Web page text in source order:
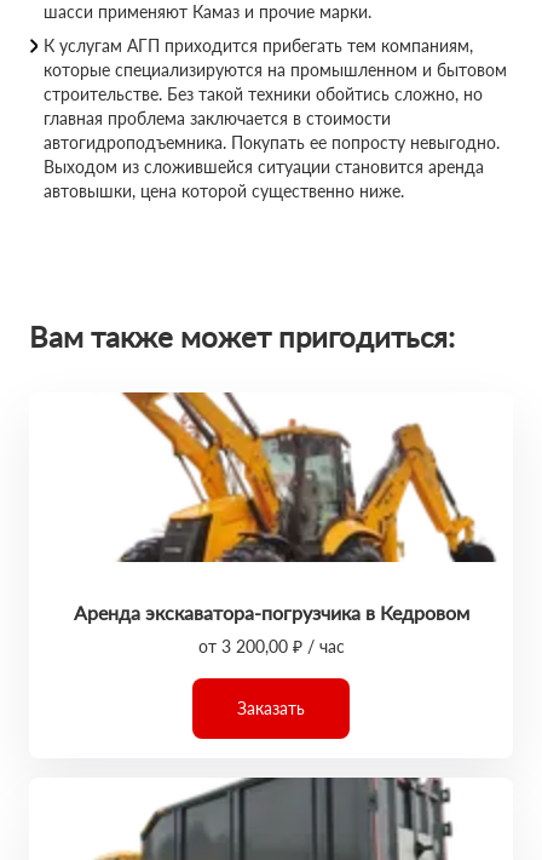
шасси применяют Камаз и прочие марки.
К услугам АГП приходится прибегать тем компаниям,
которые специализируются на промышленном и бытовом
строительстве. Без такой техники обойтись сложно, но
главная проблема заключается в стоимости
автогидроподъемника. Покупать ее попросту невыгодно.
Выходом из сложившейся ситуации становится аренда
автовышки, цена которой существенно ниже.
Вам также может пригодиться:
Аренда экскаватора-погрузчика в Кедровом
от 3 200,00 ₽ / час
Заказать